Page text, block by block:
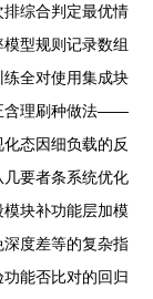
综合判定最优情
型规则记录数组
全对使用集成块
含理刷种做法——
态因细负载的反
要者条系统优化
块补功能层加模
度差等的复杂指
能否比对的回归